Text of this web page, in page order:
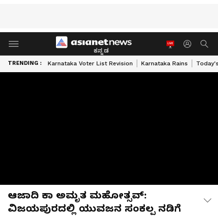
ಕನ್ನಡ
TRENDING : Karnataka Voter List Revision Karnataka Rains
ಆಜಾದಿ ಕಾ ಅಮೃತ ಮಹೋತ್ಸವ್:
ವಿಜಯಪುರದಲ್ಲಿ ಯುವಜನ ಸಂಕಲ್ಪ ನಡಿಗೆ